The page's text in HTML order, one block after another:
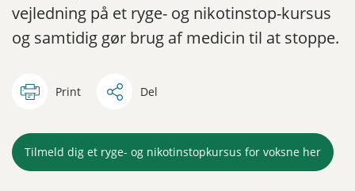
vejledning på et ryge- og nikotinstop-kursus
og samtidig gør brug af medicin til at stoppe.
Print Del
Tilmeld dig et ryge- og nikotinstopkursus for voksne her